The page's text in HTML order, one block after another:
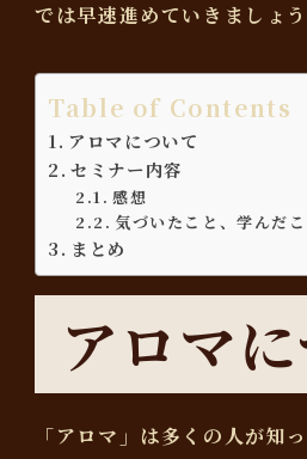
では早速進めていきましょう
Table of Contents
アロマについて
セミナー内容
感想
気づいたこと、学んだこ
まとめ
アロマ
「アロマ」は多くの人が知